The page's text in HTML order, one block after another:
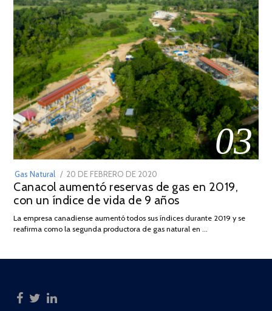
03
Gas Natural
POSTED
ON
20 DE FEBRERO DE 2020
DE
JULIO
2025
Canacol aumentó reservas de gas en 2019,
con un índice de vida de 9 años
La empresa canadiense aumentó todos sus índices durante 2019 y se
reafirma como la segunda productora de gas natural en …